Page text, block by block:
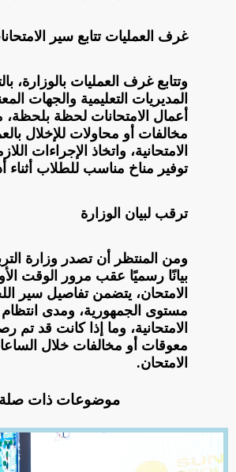
غرف العمليات تتابع سير
وتتابع غرف العمليات بالوزارة،
المديريات التعليمية والجهات
أعمال الامتحانات لحظة
مخالفات أو محاولات للإخلال
الامتحانية، واتخاذ الإجراءات
توفير مناخ مناسب للطلاب أثناء
ترقب لبيان الوزارة
ومن المنتظر أن تصدر وزارة
بيانًا رسميًا عقب مرور الوقت
الامتحان، يتضمن تفاصيل سير
مستوى الجمهورية، ومدى انتظام
الامتحانية، وما إذا كانت قد تم
معوقات أو مخالفات خلال
الامتحان.
موضوعات ذات صلة